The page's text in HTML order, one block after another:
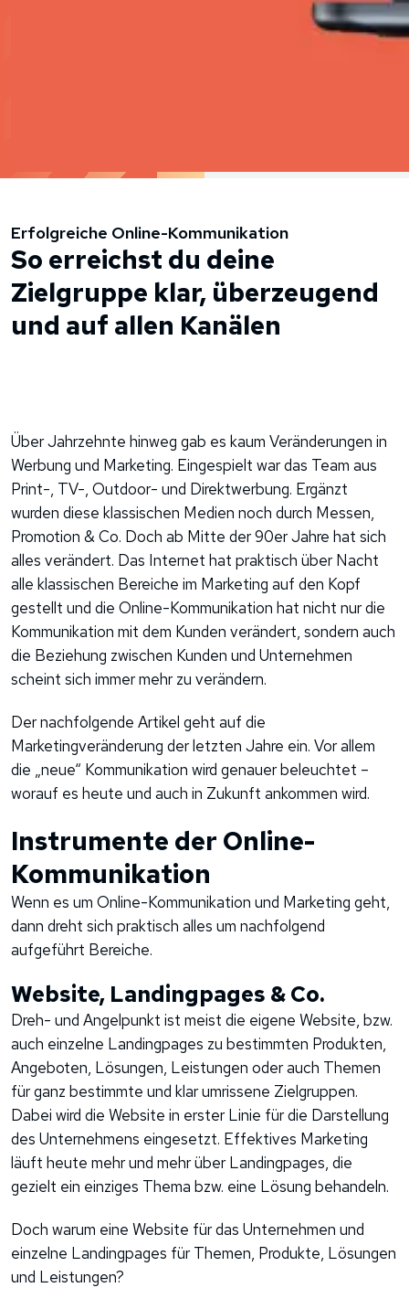
Erfolgreiche Online-Kommunikation
So erreichst du deine
Zielgruppe klar, überzeugend
und auf allen Kanälen
Über Jahrzehnte hinweg gab es kaum Veränderungen in
Werbung und Marketing. Eingespielt war das Team aus
Print-, TV-, Outdoor- und Direktwerbung. Ergänzt
wurden diese klassischen Medien noch durch Messen,
Promotion & Co. Doch ab Mitte der 90er Jahre hat sich
alles verändert. Das Internet hat praktisch über Nacht
alle klassischen Bereiche im Marketing auf den Kopf
gestellt und die Online-Kommunikation hat nicht nur die
Kommunikation mit dem Kunden verändert, sondern auch
die Beziehung zwischen Kunden und Unternehmen
scheint sich immer mehr zu verändern.
Der nachfolgende Artikel geht auf die
Marketingveränderung der letzten Jahre ein. Vor allem
die „neue“ Kommunikation wird genauer beleuchtet –
worauf es heute und auch in Zukunft ankommen wird.
Instrumente der Online-
Kommunikation
Wenn es um Online-Kommunikation und Marketing geht,
dann dreht sich praktisch alles um nachfolgend
aufgeführt Bereiche.
Website, Landingpages & Co.
Dreh- und Angelpunkt ist meist die eigene Website, bzw.
auch einzelne Landingpages zu bestimmten Produkten,
Angeboten, Lösungen, Leistungen oder auch Themen
für ganz bestimmte und klar umrissene Zielgruppen.
Dabei wird die Website in erster Linie für die Darstellung
des Unternehmens eingesetzt. Effektives Marketing
läuft heute mehr und mehr über Landingpages, die
gezielt ein einziges Thema bzw. eine Lösung behandeln.
Doch warum eine Website für das Unternehmen und
einzelne Landingpages für Themen, Produkte, Lösungen
und Leistungen?